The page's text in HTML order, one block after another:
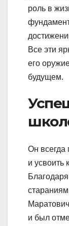
роль в
Все эти
его
будущем.
Он всегда
и
и был